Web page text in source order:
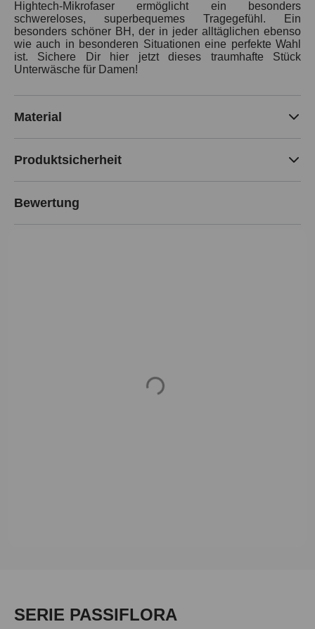
Hightech-Mikrofaser ermöglicht ein besonders
schwereloses, superbequemes Tragegefühl. Ein
besonders schöner BH, der in jeder alltäglichen ebenso
wie auch in besonderen Situationen eine perfekte Wahl
ist. Sichere Dir hier jetzt dieses traumhafte Stück
Unterwäsche für Damen!
Material
Produktsicherheit
Bewertung
Loading...
Produktgalerie überspringen
SERIE PASSIFLORA